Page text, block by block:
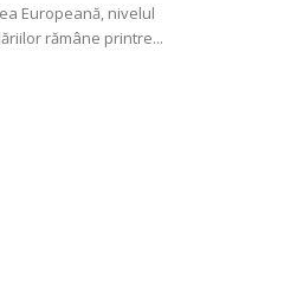
Europeană, nivelul
rămâne printre...